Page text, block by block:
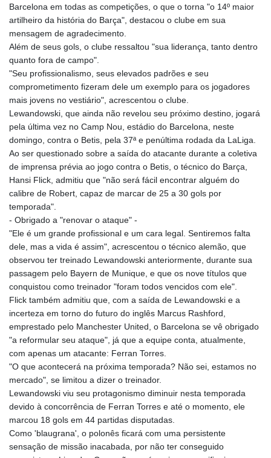
Barcelona em todas as competições, o que o torna "o 14º maior
artilheiro da história do Barça", destacou o clube em sua
mensagem de agradecimento.
Além de seus gols, o clube ressaltou "sua liderança, tanto dentro
quanto fora de campo".
"Seu profissionalismo, seus elevados padrões e seu
comprometimento fizeram dele um exemplo para os jogadores
mais jovens no vestiário", acrescentou o clube.
Lewandowski, que ainda não revelou seu próximo destino, jogará
pela última vez no Camp Nou, estádio do Barcelona, neste
domingo, contra o Betis, pela 37ª e penúltima rodada da LaLiga.
Ao ser questionado sobre a saída do atacante durante a coletiva
de imprensa prévia ao jogo contra o Betis, o técnico do Barça,
Hansi Flick, admitiu que "não será fácil encontrar alguém do
calibre de Robert, capaz de marcar de 25 a 30 gols por
temporada".
- Obrigado a "renovar o ataque" -
"Ele é um grande profissional e um cara legal. Sentiremos falta
dele, mas a vida é assim", acrescentou o técnico alemão, que
observou ter treinado Lewandowski anteriormente, durante sua
passagem pelo Bayern de Munique, e que os nove títulos que
conquistou como treinador "foram todos vencidos com ele".
Flick também admitiu que, com a saída de Lewandowski e a
incerteza em torno do futuro do inglês Marcus Rashford,
emprestado pelo Manchester United, o Barcelona se vê obrigado
"a reformular seu ataque", já que a equipe conta, atualmente,
com apenas um atacante: Ferran Torres.
"O que acontecerá na próxima temporada? Não sei, estamos no
mercado", se limitou a dizer o treinador.
Lewandowski viu seu protagonismo diminuir nesta temporada
devido à concorrência de Ferran Torres e até o momento, ele
marcou 18 gols em 44 partidas disputadas.
Como 'blaugrana', o polonês ficará com uma persistente
sensação de missão inacabada, por não ter conseguido